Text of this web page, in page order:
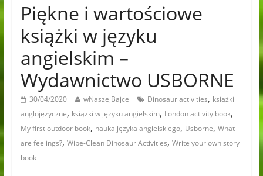
Piękne i wartościowe
książki w języku
angielskim –
Wydawnictwo USBORNE
30/04/2020 wNaszejBajce Dinosaur activities, książki
anglojęzyczne, książki w języku angielskim, London activity book,
My first outdoor book, nauka języka angielskiego, Usborne, What
are feelings?, Wipe-Clean Dinosaur Activities, Write your own story
book